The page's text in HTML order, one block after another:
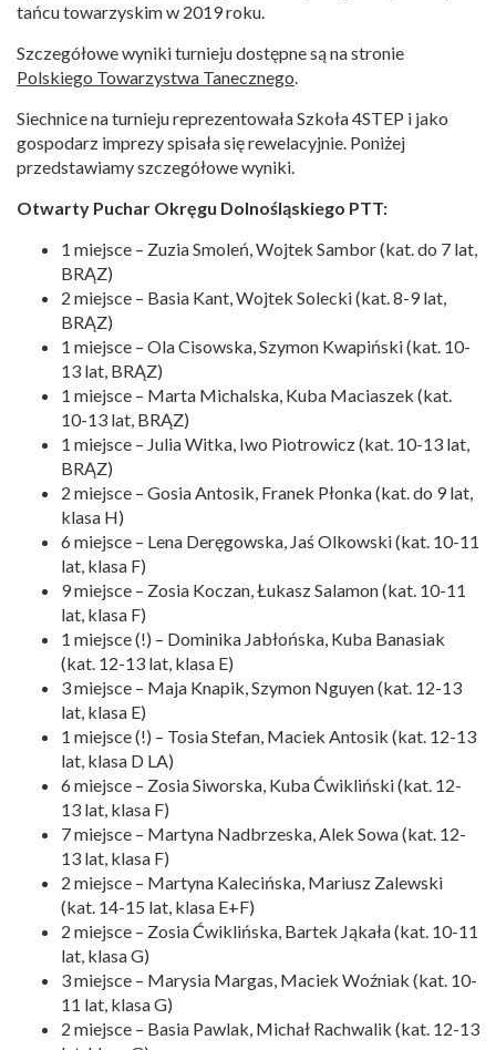
tańcu towarzyskim w 2019 roku.
Szczegółowe wyniki turnieju dostępne są na stronie
Polskiego Towarzystwa Tanecznego.
Siechnice na turnieju reprezentowała Szkoła 4STEP i jako
gospodarz imprezy spisała się rewelacyjnie. Poniżej
przedstawiamy szczegółowe wyniki.
Otwarty Puchar Okręgu Dolnośląskiego PTT:
1 miejsce – Zuzia Smoleń, Wojtek Sambor (kat. do 7 lat,
BRĄZ)
2 miejsce – Basia Kant, Wojtek Solecki (kat. 8-9 lat,
BRĄZ)
1 miejsce – Ola Cisowska, Szymon Kwapiński (kat. 10-
13 lat, BRĄZ)
1 miejsce – Marta Michalska, Kuba Maciaszek (kat.
10-13 lat, BRĄZ)
1 miejsce – Julia Witka, Iwo Piotrowicz (kat. 10-13 lat,
BRĄZ)
2 miejsce – Gosia Antosik, Franek Płonka (kat. do 9 lat,
klasa H)
6 miejsce – Lena Deręgowska, Jaś Olkowski (kat. 10-11
lat, klasa F)
9 miejsce – Zosia Koczan, Łukasz Salamon (kat. 10-11
lat, klasa F)
1 miejsce (!) – Dominika Jabłońska, Kuba Banasiak
(kat. 12-13 lat, klasa E)
3 miejsce – Maja Knapik, Szymon Nguyen (kat. 12-13
lat, klasa E)
1 miejsce (!) – Tosia Stefan, Maciek Antosik (kat. 12-13
lat, klasa D LA)
6 miejsce – Zosia Siworska, Kuba Ćwikliński (kat. 12-
13 lat, klasa F)
7 miejsce – Martyna Nadbrzeska, Alek Sowa (kat. 12-
13 lat, klasa F)
2 miejsce – Martyna Kalecińska, Mariusz Zalewski
(kat. 14-15 lat, klasa E+F)
2 miejsce – Zosia Ćwiklińska, Bartek Jąkała (kat. 10-11
lat, klasa G)
3 miejsce – Marysia Margas, Maciek Woźniak (kat. 10-
11 lat, klasa G)
2 miejsce – Basia Pawlak, Michał Rachwalik (kat. 12-13